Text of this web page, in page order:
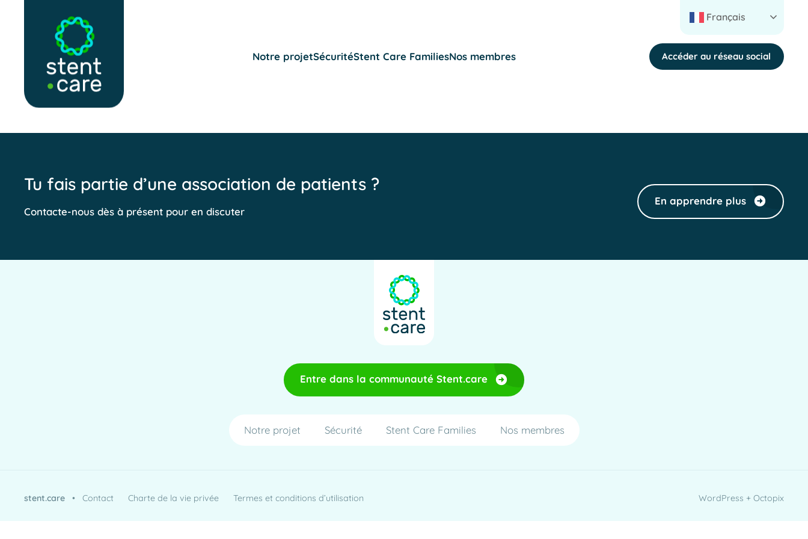
Français
Notre projetSécuritéStent Care FamiliesNos membres Accéder au réseau social
Tu fais partie d’une association de patients ?
Contacte-nous dès à présent pour en discuter
En apprendre plus
Entre dans la communauté Stent.care
Notre projet Sécurité Stent Care Families Nos membres
stent.care •Contact Charte de la vie privée Termes et conditions d’utilisation WordPress + Octopix